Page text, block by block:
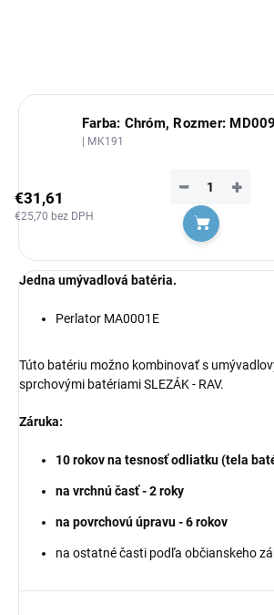
Farba: Chróm, Rozmer:
| MK191
€31,61
€25,70 bez DPH
+
−
Do
Jedna umývadlová batéria.
Perlator MA0001E
Túto batériu možno kombinovať s
sprchovými batériami SLEZÁK - RAV.
Záruka:
10 rokov na tesnosť odliatku (tela
na vrchnú časť - 2 roky
na povrchovú úpravu - 6 rokov
na ostatné časti podľa občianskeho